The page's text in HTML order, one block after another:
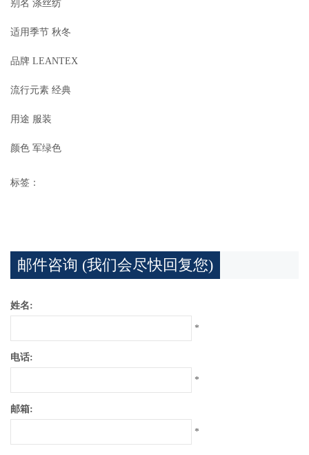
别名 涤丝纺
适用季节 秋冬
品牌 LEANTEX
流行元素 经典
用途 服装
颜色 军绿色
标签：
邮件咨询 (我们会尽快回复您)
姓名:
*
电话:
*
邮箱:
*